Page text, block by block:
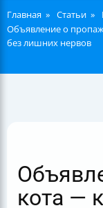
Главная Статьи
Объявление о
без лишних нервов
кота —